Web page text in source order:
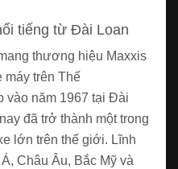
tiếng từ Đài Loan
thương hiệu Maxxis
máy trên Thế
vào năm 1967 tại Đài
đã trở thành một trong
lớn trên thế giới. Lĩnh
Châu Âu, Bắc Mỹ và